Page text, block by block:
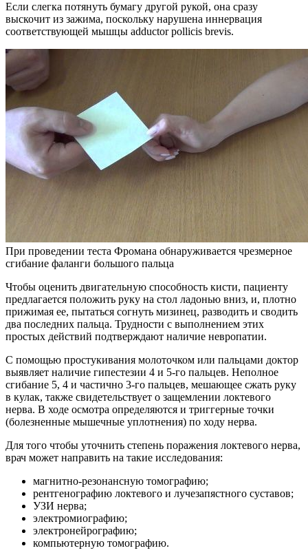
Если слегка потянуть бумагу другой рукой, она сразу
выскочит из зажима, поскольку нарушена иннервация
соответствующей мышцы adductor pollicis brevis.
При проведении теста Фромана обнаруживается чрезмерное
сгибание фаланги большого пальца
Чтобы оценить двигательную способность кисти, пациенту
предлагается положить руку на стол ладонью вниз, и, плотно
прижимая ее, пытаться согнуть мизинец, разводить и сводить
два последних пальца. Трудности с выполнением этих
простых действий подтверждают наличие невропатии.
С помощью простукивания молоточком или пальцами доктор
выявляет наличие гипестезии 4 и 5-го пальцев. Неполное
сгибание 5, 4 и частично 3-го пальцев, мешающее сжать руку
в кулак, также свидетельствует о защемлении локтевого
нерва. В ходе осмотра определяются и триггерные точки
(болезненные мышечные уплотнения) по ходу нерва.
Для того чтобы уточнить степень поражения локтевого нерва,
врач может направить на такие исследования:
магнитно-резонансную томографию;
рентгенографию локтевого и лучезапястного суставов;
УЗИ нерва;
электромиографию;
электронейрографию;
компьютерную томографию.